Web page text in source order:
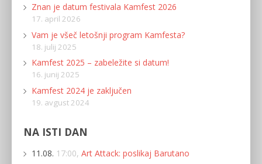
Znan je datum festivala Kamfest 2026
17. april 2026
Vam je všeč letošnji program Kamfesta?
18. julij 2025
Kamfest 2025 – zabeležite si datum!
16. junij 2025
Kamfest 2024 je zaključen
19. avgust 2024
NA ISTI DAN
11.08. 17:00, Art Attack: poslikaj Barutano